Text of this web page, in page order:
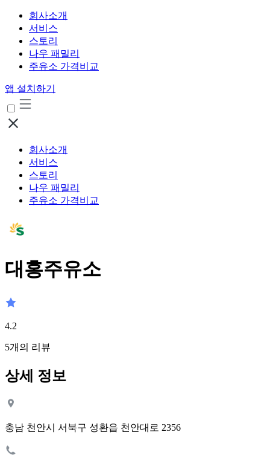
회사소개
서비스
스토리
나우 패밀리
주유소 가격비교
앱 설치하기
회사소개
서비스
스토리
나우 패밀리
주유소 가격비교
대홍주유소
4.2
5개의 리뷰
상세 정보
충남 천안시 서북구 성환읍 천안대로 2356